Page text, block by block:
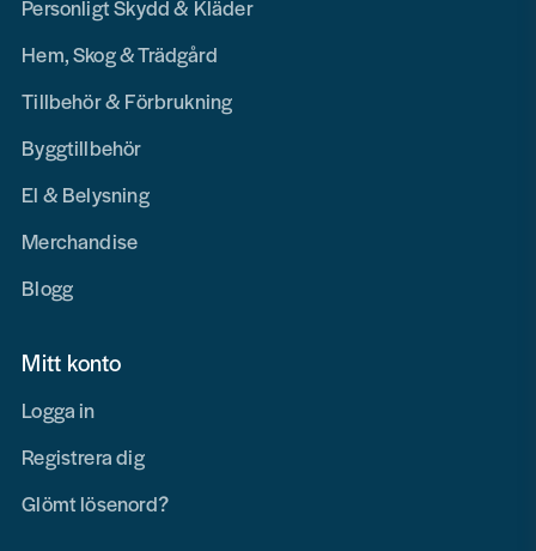
Personligt Skydd & Kläder
Hem, Skog & Trädgård
Tillbehör & Förbrukning
Byggtillbehör
El & Belysning
Merchandise
Blogg
Mitt konto
Logga in
Registrera dig
Glömt lösenord?